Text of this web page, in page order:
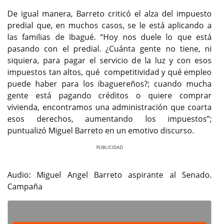
De igual manera, Barreto criticó el alza del impuesto
predial que, en muchos casos, se le está aplicando a
las familias de Ibagué. “Hoy nos duele lo que está
pasando con el predial. ¿Cuánta gente no tiene, ni
siquiera, para pagar el servicio de la luz y con esos
impuestos tan altos, qué competitividad y qué empleo
puede haber para los ibaguereños?; cuando mucha
gente está pagando créditos o quiere comprar
vivienda, encontramos una administración que coarta
esos derechos, aumentando los impuestos”;
puntualizó Miguel Barreto en un emotivo discurso.
Audio: Miguel Angel Barreto aspirante al Senado.
Campaña